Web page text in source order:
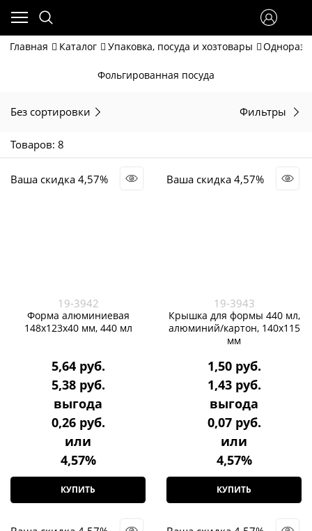
Главная Каталог Упаковка, посуда и хозтовары
Фольгированная посуда
Без сортировки Фильтры
Товаров: 8
Ваша скидка 4,57%
19-3942
Форма алюминиевая
148х123х40 мм, 440 мл
5,64 руб.
5,38 руб.
выгода
0,26 руб.
или
4,57%
КУПИТЬ
Ваша скидка 4,57%
19-3943
Крышка для формы 440 мл,
алюминий/картон, 140х115
мм
1,50 руб.
1,43 руб.
выгода
0,07 руб.
или
4,57%
КУПИТЬ